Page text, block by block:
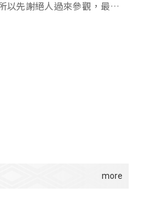
先謝絕人過來參觀，最近開